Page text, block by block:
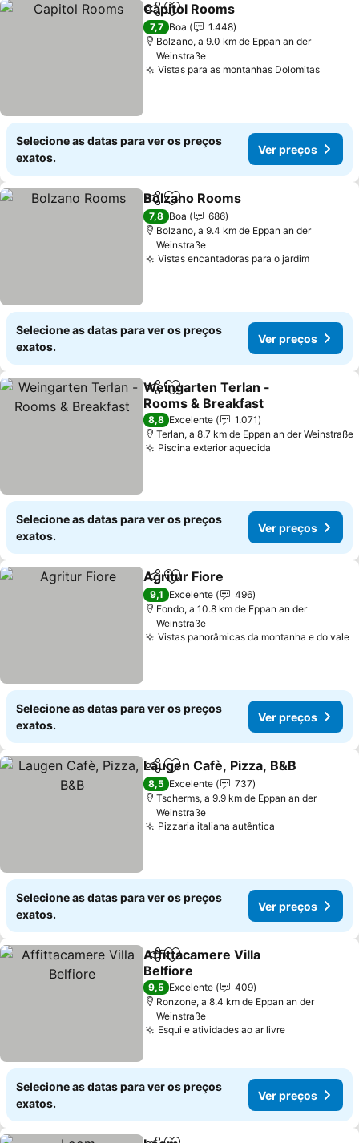
PartilharAdicionar aos favoritos
Capitol Rooms
7,7 Boa
1.448
Bolzano, a 9.0 km de Eppan an der
Weinstraße
Vistas para as montanhas DolomitasVer
Selecione as datas para ver os preços
exatos.
Ver preços
PartilharAdicionar aos favoritos
Bolzano Rooms
7,8 Boa
686
Bolzano, a 9.4 km de Eppan an der
Weinstraße
Vistas encantadoras para o jardimVer
Selecione as datas para ver os preços
exatos.
Ver preços
PartilharAdicionar aos favoritos
Weingarten Terlan -
Rooms & Breakfast
Ver preços
8,8 Excelente
1.071
Terlan, a 8.7 km de Eppan an der Weinstraße
Piscina exterior aquecida
Selecione as datas para ver os preços
exatos.
Ver preços
PartilharAdicionar aos favoritos
Agritur Fiore
9,1 Excelente
496
Fondo, a 10.8 km de Eppan an der
Weinstraße
Vistas panorâmicas da montanha e do vale
Selecione as datas para ver os preços
exatos.
Ver preços
PartilharAdicionar aos favoritos
Laugen Cafè, Pizza, B&B
8,5 Excelente
737
Tscherms, a 9.9 km de Eppan an der
Weinstraße
Pizzaria italiana autêntica
Selecione as datas para ver os preços
exatos.
Ver preços
PartilharAdicionar aos favoritos
Affittacamere Villa
Belfiore
Ver preços
9,5 Excelente
409
Ronzone, a 8.4 km de Eppan an der
Weinstraße
Esqui e atividades ao ar livreVer preços
Selecione as datas para ver os preços
exatos.
Ver preços